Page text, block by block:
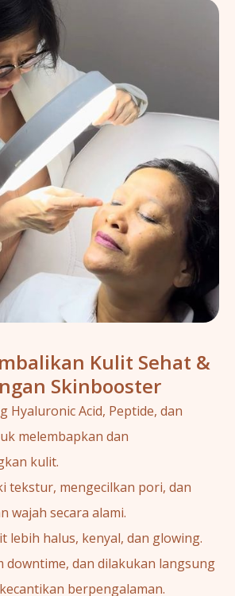
Kulit Sehat &
Skinbooster
Hyaluronic Acid, Peptide, dan
melembapkan dan
kulit.
tekstur, mengecilkan pori, dan
wajah secara alami.
lebih halus, kenyal, dan glowing.
downtime, dan dilakukan langsung
berpengalaman.